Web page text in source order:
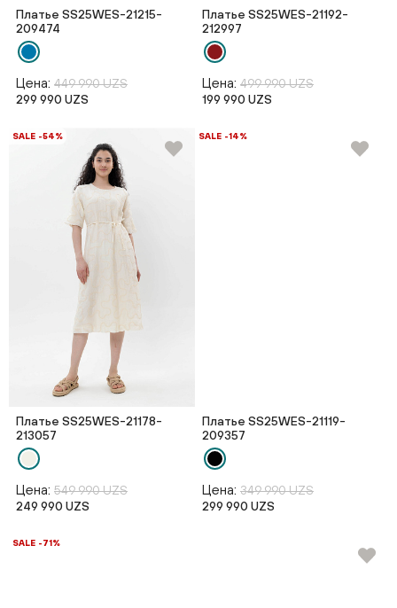
Платье SS25WES-21215-
209474
Цена: 449 990 UZS
299 990 UZS
Платье SS25WES-21192-
212997
Цена: 499 990 UZS
199 990 UZS
SALE -54%
Платье SS25WES-21178-
213057
Цена: 549 990 UZS
249 990 UZS
SALE -14%
Платье SS25WES-21119-
209357
Цена: 349 990 UZS
299 990 UZS
SALE -71%